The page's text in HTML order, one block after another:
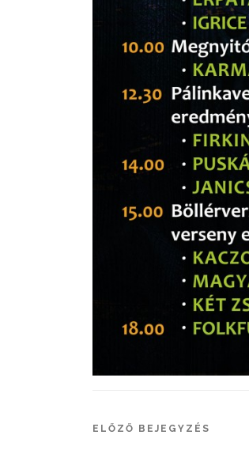
ELŐZŐ BEJEGYZÉS